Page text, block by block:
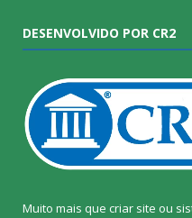
DESENVOLVIDO POR CR2
Muito mais que criar site ou